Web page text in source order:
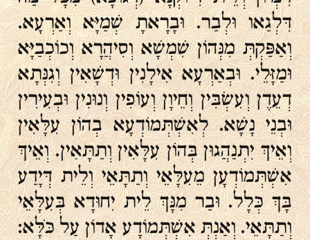
דִּלְגַאו וּלְבַר. וּבָרָאתָ שְׁמַיָּא וְאַרְעָא.
וְאַפַּקְתְּ מִנְּהוֹן שִׁמְשָׁא וְסִיהֲרָא וְכוֹכְבַיָּא
וּמַזָּלֵי. וּבְאַרְעָא אִילָנִין וּדְשָׁאִין וְגִנְּתָא
דְעֵדֶן וְעִשְׂבִּין וְחֵיוָן וְעוֹפִין וְנוּנִין וּבְעִירִין
וּבְנֵי נָשָׁא. לְאִשְׁתְּמוֹדְעָא בְהוֹן עִלָּאִין
וְאֵיךְ יִתְנַהֲגוּן בְּהוֹן עִלָּאִין וְתַתָּאִין. וְאֵיךְ
אִשְׁתְּמוֹדְעָן מֵעִלָּאֵי וְתַתָּאֵי וְלֵית דְּיָדַע
בָּךְ כְּלָל. וּבַר מִנָּךְ לֵית יִחוּדָא בְּעִלָּאֵי
וְתַתָּאֵי. וְאַנְתְּ אִשְׁתְּמוֹדָע אָדוֹן עַל כֹּלָּא: